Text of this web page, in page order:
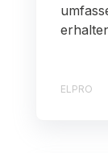
ELPRO